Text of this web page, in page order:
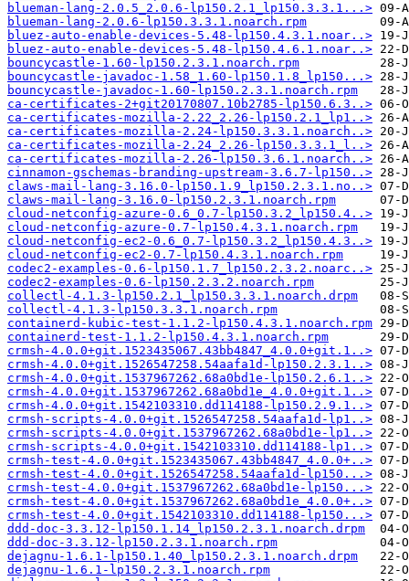
blueman-lang-2.0.5_2.0.6-lp150.2.1_lp150.3.3.1...>
blueman-lang-2.0.6-lp150.3.3.1.noarch.rpm
bluez-auto-enable-devices-5.48-lp150.4.3.1.noar..>
bluez-auto-enable-devices-5.48-lp150.4.6.1.noar..>
bouncycastle-1.60-lp150.2.3.1.noarch.rpm
bouncycastle-javadoc-1.58_1.60-lp150.1.8_lp150...>
bouncycastle-javadoc-1.60-lp150.2.3.1.noarch.rpm
ca-certificates-2+git20170807.10b2785-lp150.6.3..>
ca-certificates-mozilla-2.22_2.26-lp150.2.1_lp1..>
ca-certificates-mozilla-2.24-lp150.3.3.1.noarch..>
ca-certificates-mozilla-2.24_2.26-lp150.3.3.1_l..>
ca-certificates-mozilla-2.26-lp150.3.6.1.noarch..>
cinnamon-gschemas-branding-upstream-3.6.7-lp150..>
claws-mail-lang-3.16.0-lp150.1.9_lp150.2.3.1.no..>
claws-mail-lang-3.16.0-lp150.2.3.1.noarch.rpm
cloud-netconfig-azure-0.6_0.7-lp150.3.2_lp150.4..>
cloud-netconfig-azure-0.7-lp150.4.3.1.noarch.rpm
cloud-netconfig-ec2-0.6_0.7-lp150.3.2_lp150.4.3..>
cloud-netconfig-ec2-0.7-lp150.4.3.1.noarch.rpm
codec2-examples-0.6-lp150.1.7_lp150.2.3.2.noarc..>
codec2-examples-0.6-lp150.2.3.2.noarch.rpm
collectl-4.1.3-lp150.2.1_lp150.3.3.1.noarch.drpm
collectl-4.1.3-lp150.3.3.1.noarch.rpm
containerd-kubic-test-1.1.2-lp150.4.3.1.noarch.rpm
containerd-test-1.1.2-lp150.4.3.1.noarch.rpm
crmsh-4.0.0+git.1523435067.43bb4847_4.0.0+git.1..>
crmsh-4.0.0+git.1526547258.54aafa1d-lp150.2.3.1..>
crmsh-4.0.0+git.1537967262.68a0bd1e-lp150.2.6.1..>
crmsh-4.0.0+git.1537967262.68a0bd1e_4.0.0+git.1..>
crmsh-4.0.0+git.1542103310.dd114188-lp150.2.9.1..>
crmsh-scripts-4.0.0+git.1526547258.54aafa1d-lp1..>
crmsh-scripts-4.0.0+git.1537967262.68a0bd1e-lp1..>
crmsh-scripts-4.0.0+git.1542103310.dd114188-lp1..>
crmsh-test-4.0.0+git.1523435067.43bb4847_4.0.0+..>
crmsh-test-4.0.0+git.1526547258.54aafa1d-lp150...>
crmsh-test-4.0.0+git.1537967262.68a0bd1e-lp150...>
crmsh-test-4.0.0+git.1537967262.68a0bd1e_4.0.0+..>
crmsh-test-4.0.0+git.1542103310.dd114188-lp150...>
ddd-doc-3.3.12-lp150.1.14_lp150.2.3.1.noarch.drpm
ddd-doc-3.3.12-lp150.2.3.1.noarch.rpm
dejagnu-1.6.1-lp150.1.40_lp150.2.3.1.noarch.drpm
dejagnu-1.6.1-lp150.2.3.1.noarch.rpm